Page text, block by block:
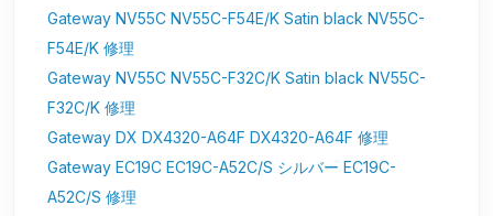
Gateway NV55C NV55C-F54E/K Satin black NV55C-
F54E/K 修理
Gateway NV55C NV55C-F32C/K Satin black NV55C-
F32C/K 修理
Gateway DX DX4320-A64F DX4320-A64F 修理
Gateway EC19C EC19C-A52C/S シルバー EC19C-
A52C/S 修理